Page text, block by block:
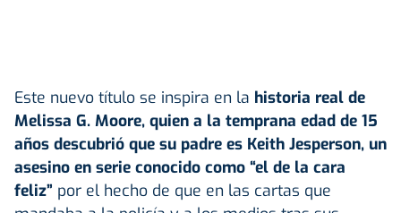
Este nuevo título se inspira en la historia real de
Melissa G. Moore, quien a la temprana edad de 15
años descubrió que su padre es Keith Jesperson, un
asesino en serie conocido como “el de la cara
feliz” por el hecho de que en las cartas que